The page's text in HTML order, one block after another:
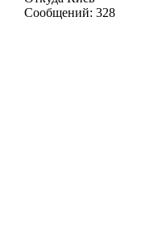
Сообщений: 328